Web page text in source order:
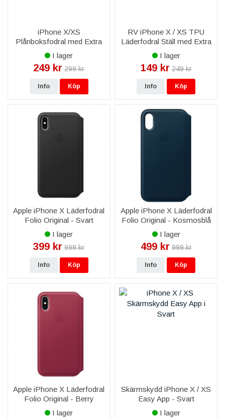
iPhone X/XS
Plånboksfodral med Extra
Kortfack RV - Lila
I lager
249 kr 299 kr
Info Köp
RV iPhone X / XS TPU
Läderfodral Ställ med Extra
Kortfack - Minificka - Svart
I lager
149 kr 249 kr
Info Köp
Apple iPhone X Läderfodral
Folio Original - Svart
I lager
399 kr 999 kr
Info Köp
Apple iPhone X Läderfodral
Folio Original - Kosmosblå
I lager
499 kr 999 kr
Info Köp
Apple iPhone X Läderfodral
Folio Original - Berry
I lager
Skärmskydd iPhone X / XS
Easy App - Svart
I lager